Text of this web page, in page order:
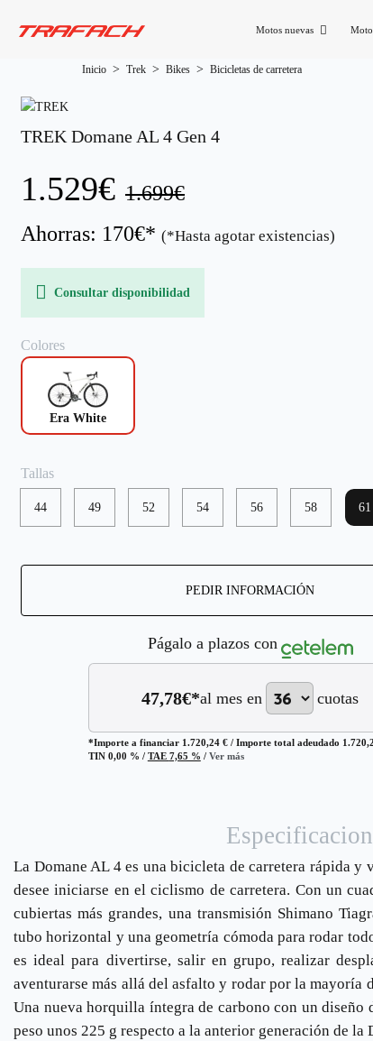
Motos nuevas
Inicio Trek Bikes Bicicletas de carretera
TREK Domane AL 4 Gen 4
1.529€ 1.699€
Ahorras: 170€* (*Hasta agotar existencias)
Consultar disponibilidad
Colores
Era White
Tallas
44 49 52 54 56 58 61
PEDIR INFORMACIÓN
Págalo a plazos con
47,78€*al mes en cuotas
*Importe a financiar 1.720,24 € / Importe total adeudado
TIN 0,00 % / TAE 7,65 % / Ver más
La Domane AL 4 es una bicicleta de carretera rápida y
desee iniciarse en el ciclismo de carretera. Con un
cubiertas más grandes, una transmisión Shimano
tubo horizontal y una geometría cómoda para rodar
es ideal para divertirse, salir en grupo, realizar
aventurarse más allá del asfalto y rodar por la mayoría
Una nueva horquilla íntegra de carbono con un diseño
peso unos 225 g respecto a la anterior generación de la